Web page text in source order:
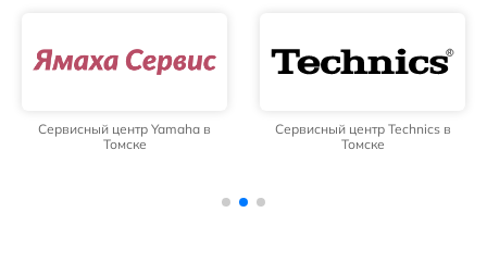
Сервисный центр Yamaha в
Томске
Сервисный центр Technics в
Томске